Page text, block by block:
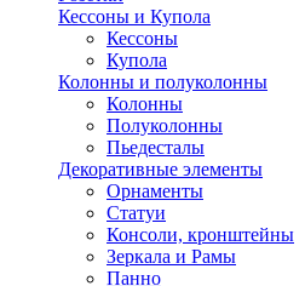
Кессоны и Купола
Кессоны
Купола
Колонны и полуколонны
Колонны
Полуколонны
Пьедесталы
Декоративные элементы
Орнаменты
Статуи
Консоли, кронштейны
Зеркала и Рамы
Панно